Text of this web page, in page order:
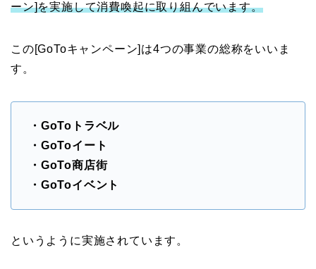
ーン]を実施して消費喚起に取り組んでいます。
この[GoToキャンペーン]は4つの事業の総称をいいま
す。
・GoToトラベル
・GoToイート
・GoTo商店街
・GoToイベント
というように実施されています。